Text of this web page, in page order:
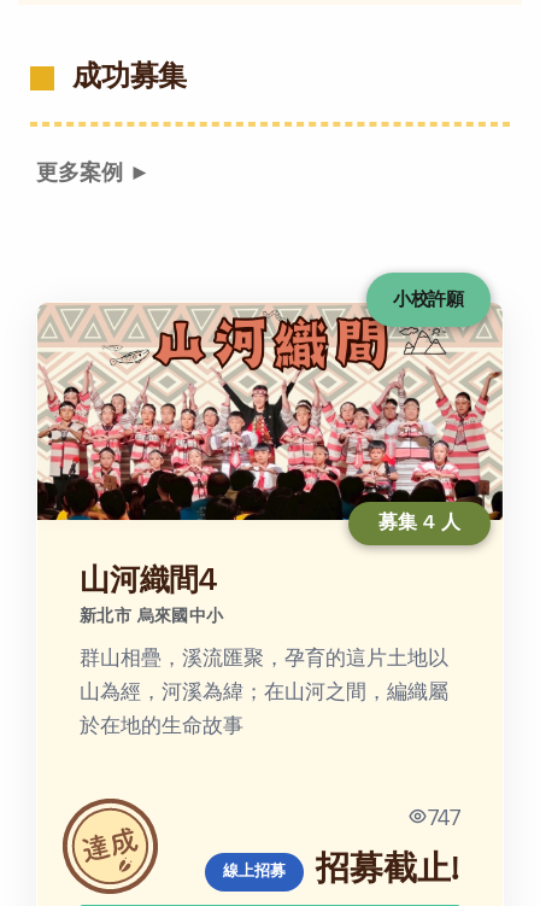
成功募集
更多案例 ►
小校許願
募集 4 人
山河織間4
新北市 烏來國中小
群山相疊，溪流匯聚，孕育的這片土地以
山為經，河溪為緯；在山河之間，編織屬
於在地的生命故事
747
線上招募 招募截止!